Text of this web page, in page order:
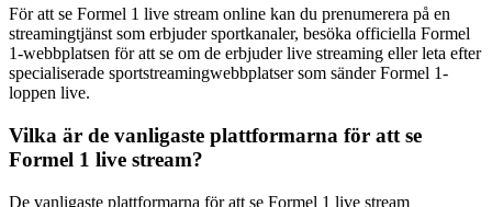
För att se Formel 1 live stream online kan du prenumerera på en
streamingtjänst som erbjuder sportkanaler, besöka officiella Formel
1-webbplatsen för att se om de erbjuder live streaming eller leta efter
specialiserade sportstreamingwebbplatser som sänder Formel 1-
loppen live.
Vilka är de vanligaste plattformarna för att se
Formel 1 live stream?
De vanligaste plattformarna för att se Formel 1 live stream